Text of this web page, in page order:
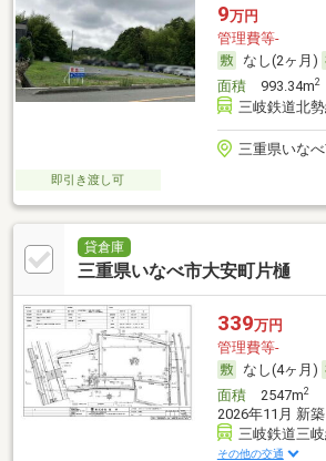
9万円
管理費等-
なし(2ヶ月)
面積993.34m2
三岐鉄道北
三重県いな
即引き渡し可
貸倉庫
三重県いなべ市大安町片樋
339万円
管理費等-
なし(4ヶ月)
面積2547m2
2026年11月 新築
三岐鉄道三
その他の交通